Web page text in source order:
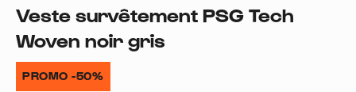
Veste survêtement PSG Tech
Woven noir gris
PROMO -50%